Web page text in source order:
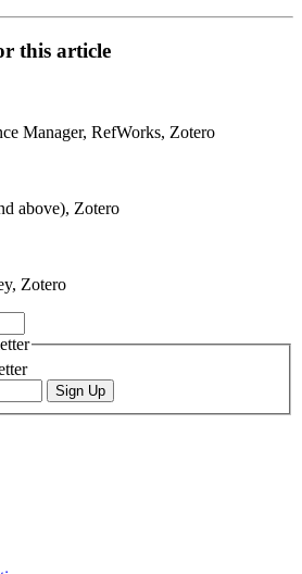
this article
Manager, RefWorks, Zotero
above), Zotero
Zotero